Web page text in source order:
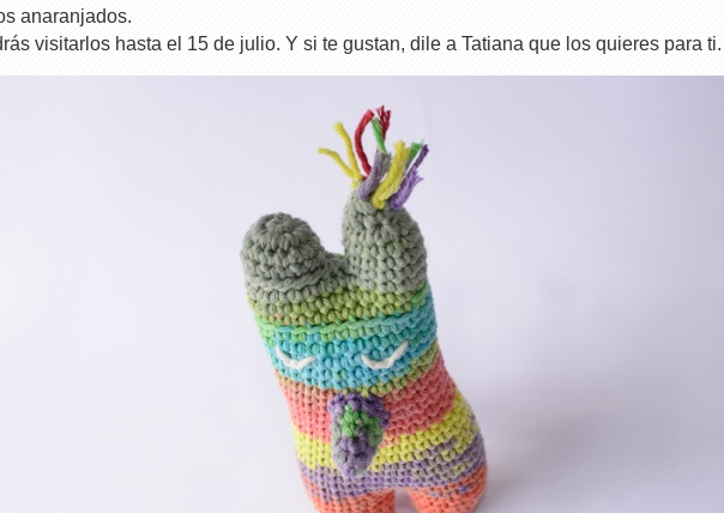
anaranjados.
visitarlos hasta el 15 de julio. Y si te gustan, dile a Tatiana que los quieres para ti.